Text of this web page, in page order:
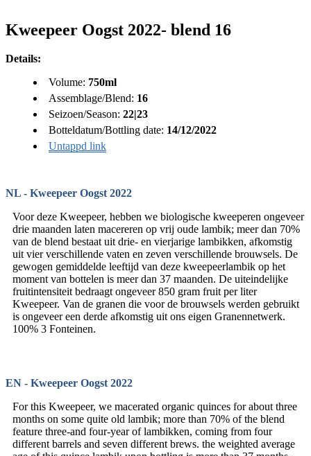
Kweepeer Oogst 2022- blend 16
Details:
Volume: 750ml
Assemblage/Blend: 16
Seizoen/Season: 22|23
Botteldatum/Bottling date: 14/12/2022
Untappd link
NL - Kweepeer Oogst 2022
Voor deze Kweepeer, hebben we biologische kweeperen ongeveer
drie maanden laten macereren op vrij oude lambik; meer dan 70%
van de blend bestaat uit drie- en vierjarige lambikken, afkomstig
uit vier verschillende vaten en zeven verschillende brouwsels. De
gewogen gemiddelde leeftijd van deze kweepeerlambik op het
moment van bottelen is meer dan 37 maanden. De uiteindelijke
fruitintensiteit bedraagt ongeveer 850 gram fruit per liter
Kweepeer. Van de granen die voor de brouwsels werden gebruikt
is ongeveer een derde afkomstig uit ons eigen Granennetwerk.
100% 3 Fonteinen.
EN - Kweepeer Oogst 2022
For this Kweepeer, we macerated organic quinces for about three
months on some quite old lambik; more than 70% of the blend
feature three-and four-year of lambikken, coming from four
different barrels and seven different brews. the weighted average